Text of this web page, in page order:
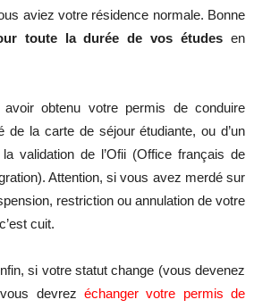
aviez votre résidence normale. Bonne
toute la durée de vos études en
obtenu votre permis de conduire
de la carte de séjour étudiante, ou d’un
validation de l’Ofii (Office français de
Attention, si vous avez merdé sur
restriction ou annulation de votre
cuit.
si votre statut change (vous devenez
devrez échanger votre permis de